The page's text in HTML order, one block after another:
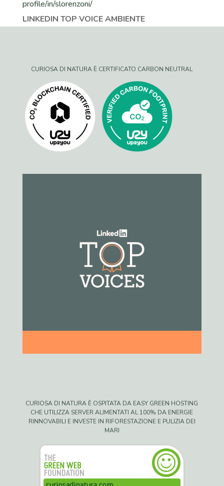
LINKEDIN TOP VOICE AMBIENTE
CURIOSA DI NATURA È CERTIFICATO CARBON NEUTRAL
CURIOSA DI NATURA È OSPITATA DA EASY GREEN HOSTING
CHE UTILIZZA SERVER ALIMENTATI AL 100% DA ENERGIE
RINNOVABILI E INVESTE IN RIFORESTAZIONE E PULIZIA DEI
MARI